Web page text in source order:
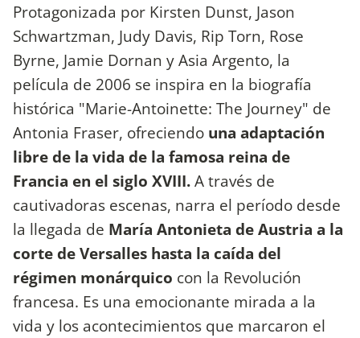
Protagonizada por Kirsten Dunst, Jason
Schwartzman, Judy Davis, Rip Torn, Rose
Byrne, Jamie Dornan y Asia Argento, la
película de 2006 se inspira en la biografía
histórica "Marie-Antoinette: The Journey" de
Antonia Fraser, ofreciendo una adaptación
libre de la vida de la famosa reina de
Francia en el siglo XVIII.A través de
cautivadoras escenas, narra el período desde
la llegada de María Antonieta de Austria a la
corte de Versalles hasta la caída del
régimen monárquico con la Revolución
francesa. Es una emocionante mirada a la
vida y los acontecimientos que marcaron el